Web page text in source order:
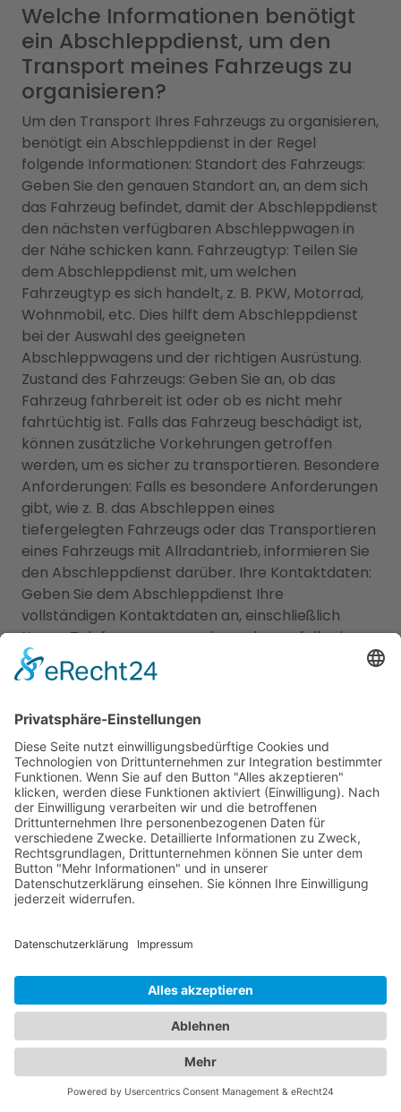
Welche Informationen benötigt
ein Abschleppdienst, um den
Transport meines Fahrzeugs zu
organisieren?
Um den Transport Ihres Fahrzeugs zu organisieren,
benötigt ein Abschleppdienst in der Regel
folgende Informationen: Standort des Fahrzeugs:
Geben Sie den genauen Standort an, an dem sich
das Fahrzeug befindet, damit der Abschleppdienst
den nächsten verfügbaren Abschleppwagen in
der Nähe schicken kann. Fahrzeugtyp: Teilen Sie
dem Abschleppdienst mit, um welchen
Fahrzeugtyp es sich handelt, z. B. PKW, Motorrad,
Wohnmobil, etc. Dies hilft dem Abschleppdienst
bei der Auswahl des geeigneten
Abschleppwagens und der richtigen Ausrüstung.
Zustand des Fahrzeugs: Geben Sie an, ob das
Fahrzeug fahrbereit ist oder ob es nicht mehr
fahrtüchtig ist. Falls das Fahrzeug beschädigt ist,
können zusätzliche Vorkehrungen getroffen
werden, um es sicher zu transportieren. Besondere
Anforderungen: Falls es besondere Anforderungen
gibt, wie z. B. das Abschleppen eines
tiefergelegten Fahrzeugs oder das Transportieren
eines Fahrzeugs mit Allradantrieb, informieren Sie
den Abschleppdienst darüber. Ihre Kontaktdaten:
Geben Sie dem Abschleppdienst Ihre
vollständigen Kontaktdaten an, einschließlich
Name, Telefonnummer und gegebenenfalls eine
alternative Kontaktmöglichkeit. Diese
Informationen helfen dem Abschleppdienst dabei,
organisieren und sicherzustellen, dass die richtige
Ausrüstung und das geeignete Abschleppfahrzeug
zum Einsatz kommen.
Finden Sie den passenden
Abschleppdienst und das
ideale Hotel - Unser
Branchenportal macht es
möglich
Unser umfangreiches Branchenportal bietet Ihnen
Abschleppdienste, sondern auch eine breite
Auswahl an Hotels für Ihren nächsten Aufenthalt.
Hier finden Sie alles, was Sie benötigen, um sowohl
im Notfall als auch bei der Urlaubsplanung bestens
informiert zu sein. Egal ob Sie einen
Abschleppdienst in Ihrer Nähe suchen oder nach